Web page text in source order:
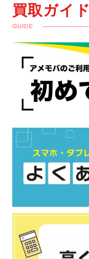
買取ガイド
GUIDE